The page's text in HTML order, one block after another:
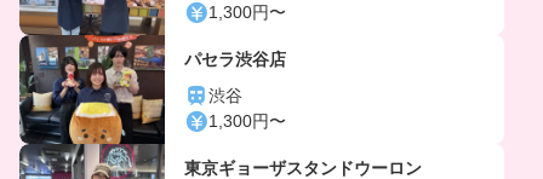
1,300円〜
パセラ渋谷店
渋谷
1,300円〜
東京ギョーザスタンドウーロン